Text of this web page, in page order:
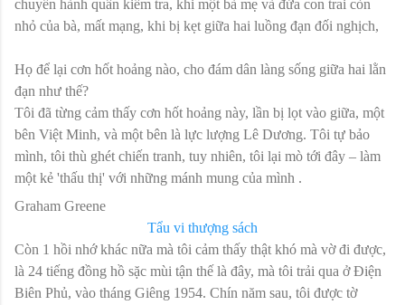
chuyến hành quân kiểm tra, khi một bà mẹ và đứa con trai còn
nhỏ của bà, mất mạng, khi bị kẹt giữa hai luồng đạn đối nghịch,
Họ để lại cơn hốt hoảng nào, cho đám dân làng sống giữa hai lằn
đạn như thế?
Tôi đã từng cảm thấy cơn hốt hoảng này, lần bị lọt vào giữa, một
bên Việt Minh, và một bên là lực lượng Lê Dương. Tôi tự bảo
mình, tôi thù ghét chiến tranh, tuy nhiên, tôi lại mò tới đây – làm
một kẻ 'thấu thị' với những mánh mung của mình .
Graham Greene
Tẩu vi thượng sách
Còn 1 hồi nhớ khác nữa mà tôi cảm thấy thật khó mà vờ đi được,
là 24 tiếng đồng hồ sặc mùi tận thế là đây, mà tôi trải qua ở Điện
Biên Phủ, vào tháng Giêng 1954. Chín năm sau, tôi được tờ